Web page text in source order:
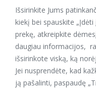
Išsirinkite Jums
kiekį bei spauskite
prekę, atkreipkite
daugiau informacijos,
išsirinkote viską, ką
Jei nusprendėte, kad
ją pašalinti, paspaudę